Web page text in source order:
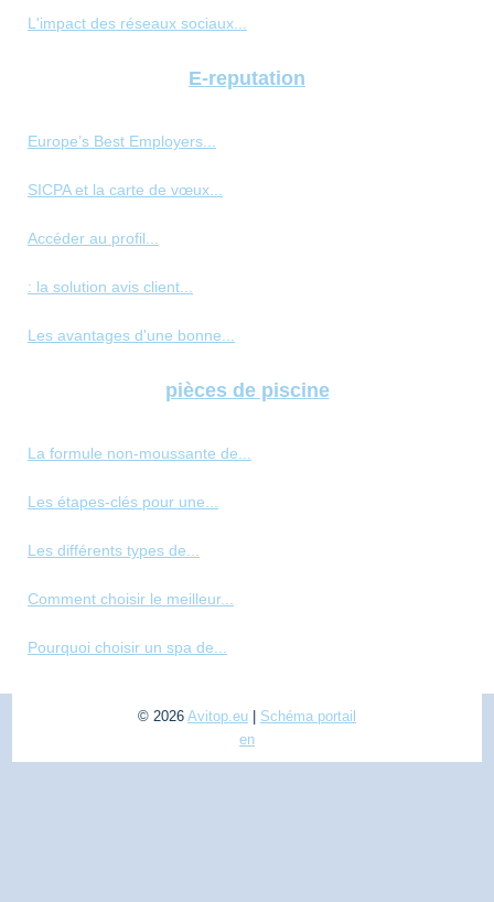
L'impact des réseaux sociaux...
E-reputation
Europe’s Best Employers...
SICPA et la carte de vœux...
Accéder au profil...
: la solution avis client...
Les avantages d'une bonne...
pièces de piscine
La formule non-moussante de...
Les étapes-clés pour une...
Les différents types de...
Comment choisir le meilleur...
Pourquoi choisir un spa de...
© 2026 Avitop.eu
Schéma portail
en